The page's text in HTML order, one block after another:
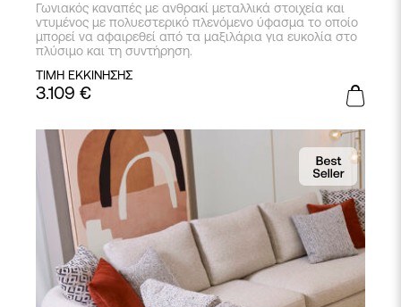
Γωνιακός καναπές με ανθρακί μεταλλικά στοιχεία και
ντυμένος με πολυεστερικό πλενόμενο ύφασμα το οποίο
μπορεί να αφαιρεθεί από τα μαξιλάρια για ευκολία στο
πλύσιμο και τη συντήρηση.
ΤΙΜΗ ΕΚΚΙΝΗΣΗΣ
3.109 €